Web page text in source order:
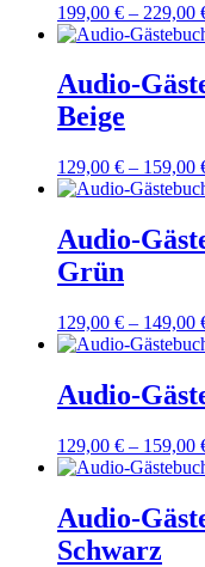
199,00 € – 229,00
Audio-
Beige
129,00 € – 159,00
Audio-
Grün
129,00 € – 149,00
Audio-
129,00 € – 159,00
Audio-
Schwarz